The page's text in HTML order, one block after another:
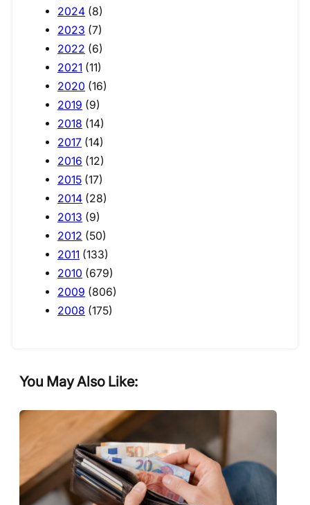
2024 (8)
2023 (7)
2022 (6)
2021 (11)
2020 (16)
2019 (9)
2018 (14)
2017 (14)
2016 (12)
2015 (17)
2014 (28)
2013 (9)
2012 (50)
2011 (133)
2010 (679)
2009 (806)
2008 (175)
You May Also Like: